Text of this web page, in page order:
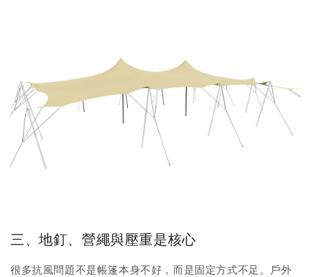
三、地釘、營繩與壓重是核心
很多抗風問題不是帳篷本身不好，而是固定方式不足。戶外